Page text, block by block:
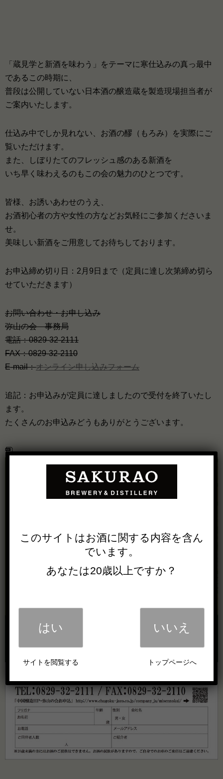
「蔵見学と新酒を味わう」をテーマに寒仕込みの真っ最中
であるこの時期に、
普段は公開していない日本酒の醸造蔵を製造現場担当者が
ご案内いたします。
仕込み中でしか見れない、お酒の醪（もろみ）を実際にご
覧いただけます。
また、しぼりたてのフレッシュ感のある新酒を
いち早く味わえるのもこの会の魅力のひとつです。
皆様、お誘いあわせのうえ、
お酒初心者の方や女性の方などお気軽にご参加くださいま
せ。
美味しい新酒をご用意してお待ちしております。
お申込締め切り日：2月9日まで（定員に達し次第締め切ら
せていただきます）
お問い合わせ・お申し込み
弥山の会 事務局
電話：0829-32-2111
FAX：0829-32-2110
E-mail：オンライン申し込みフォーム
追記：お申込みが定員に達しましたので受付を終了いたし
ます。
たくさんのお申込みどうもありがとうございます。
このサイトは お酒に関する内容を含ん
でいます。
あなたは20歳以上ですか？
はい
サイトを閲覧する
いいえ
トップページへ